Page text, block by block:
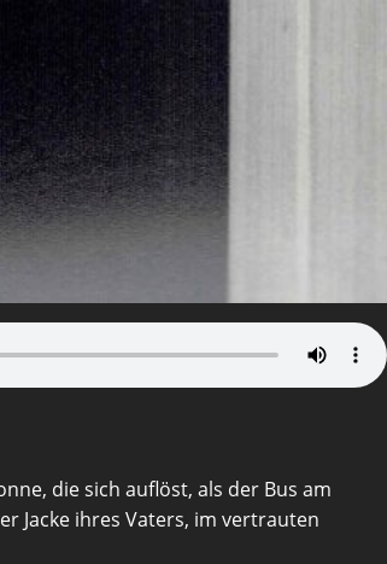
die sich auflöst, als der Bus am
Jacke ihres Vaters, im vertrauten